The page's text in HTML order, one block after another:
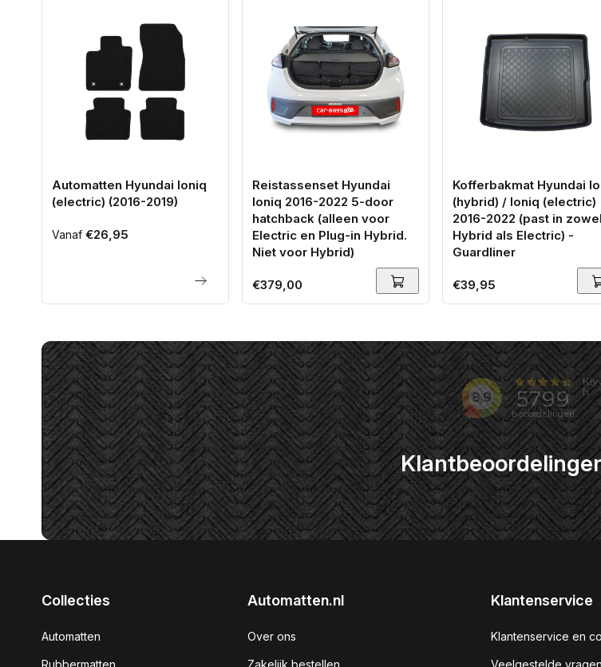
Automatten Hyundai Ioniq
(electric) (2016-2019)
Normale
Vanaf €26,95
Reistassenset Hyundai
Ioniq 2016-2022 5-door
hatchback (alleen voor
Electric en Plug-in Hybrid.
Niet voor Hybrid)
Normale
prijs
€379,00
Kofferbakmat Hyundai
(hybrid) / Ioniq (electric)
2016-2022 (past in zowel
Hybrid als Electric) -
Guardliner
Normale
prijs
€39,95
Collecties
Automatten
Automatten.nl
Over ons
Klantenservice
Klantenservice en